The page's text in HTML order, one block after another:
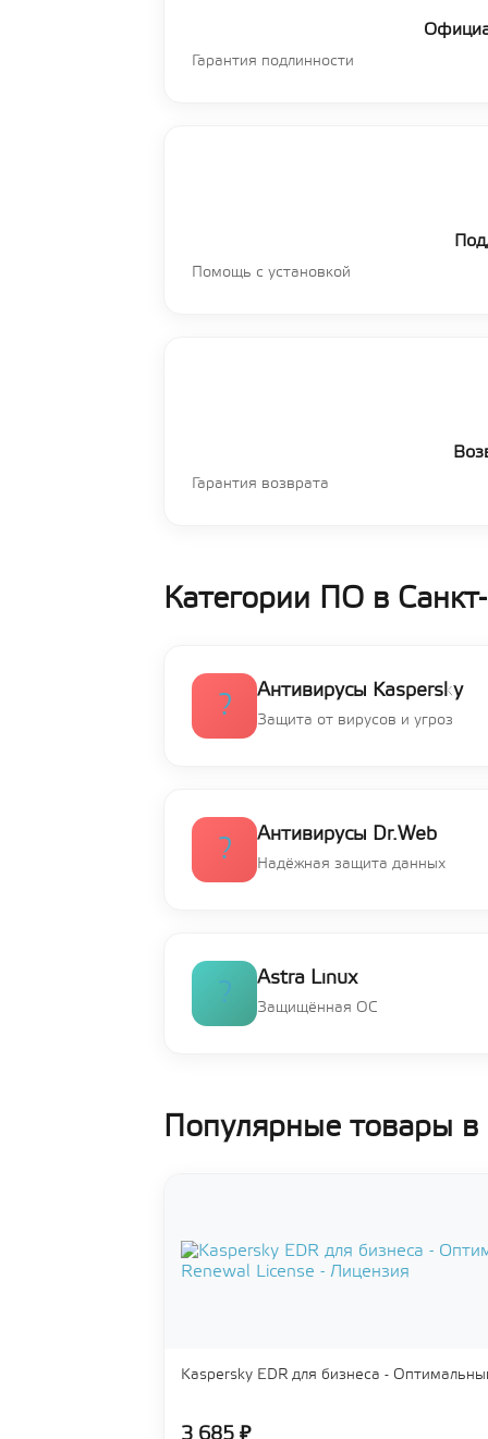
Гарантия подлинности
Помощь с установкой
Гарантия возврата
Категории ПО в
?️ Антивирусы Kaspersky
Защита от вирусов и угроз
? Антивирусы Dr.Web
Надёжная защита данных
? Astra Linux
Защищённая ОС
Популярные товары в
Kaspersky EDR для бизнеса -